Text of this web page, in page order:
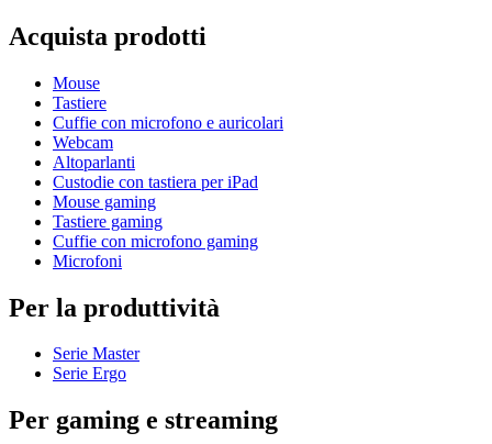
Acquista prodotti
Mouse
Tastiere
Cuffie con microfono e auricolari
Webcam
Altoparlanti
Custodie con tastiera per iPad
Mouse gaming
Tastiere gaming
Cuffie con microfono gaming
Microfoni
Per la produttività
Serie Master
Serie Ergo
Per gaming e streaming